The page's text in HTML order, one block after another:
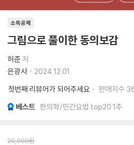
소득공제
그림으로 풀이한 동의보감
허준 저
은광사
2024.12.01.
첫번째 리뷰어가 되어주세요
판매지수
베스트 한의학/민간요법 top20 1주
20,000원